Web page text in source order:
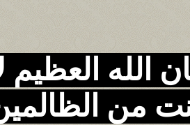
الله العظيم
من